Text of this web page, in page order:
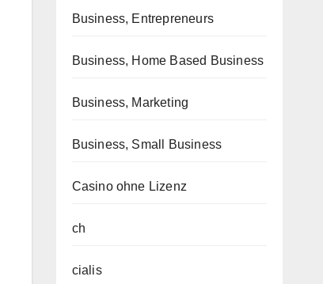
Business, Entrepreneurs
Business, Home Based Business
Business, Marketing
Business, Small Business
Casino ohne Lizenz
ch
cialis